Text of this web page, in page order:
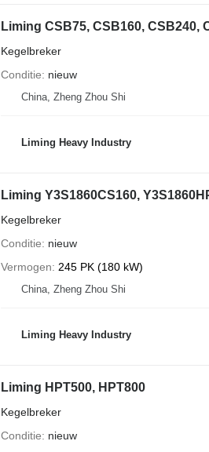
Liming CSB75, CSB160, CSB240,
Kegelbreker
Conditie
nieuw
China, Zheng Zhou Shi
Liming Heavy Industry
Liming Y3S1860CS160,
Kegelbreker
Conditie
nieuw
Vermogen
245 PK (180 kW)
China, Zheng Zhou Shi
Liming Heavy Industry
Liming HPT500, HPT800
Kegelbreker
Conditie
nieuw